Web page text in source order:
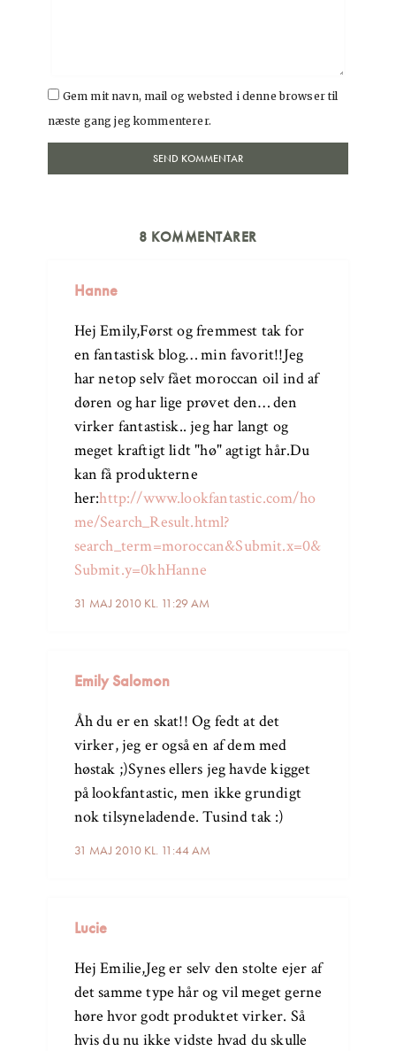
Gem mit navn, mail og websted i denne browser til
næste gang jeg kommenterer.
8 KOMMENTARER
Hanne
31 MAJ 2010 KL. 11:29 AM
Hej Emily,Først og fremmest tak for
en fantastisk blog… min favorit!!Jeg
har netop selv fået moroccan oil ind af
døren og har lige prøvet den… den
virker fantastisk.. jeg har langt og
meget kraftigt lidt "hø" agtigt hår.Du
kan få produkterne
her:http://www.lookfantastic.com/ho
me/Search_Result.html?
search_term=moroccan&Submit.x=0&
Submit.y=0khHanne
Emily Salomon
31 MAJ 2010 KL. 11:44 AM
Åh du er en skat!! Og fedt at det
virker, jeg er også en af dem med
høstak ;)Synes ellers jeg havde kigget
på lookfantastic, men ikke grundigt
nok tilsyneladende. Tusind tak :)
Lucie
Hej Emilie,Jeg er selv den stolte ejer af
det samme type hår og vil meget gerne
høre hvor godt produktet virker. Så
hvis du nu ikke vidste hvad du skulle